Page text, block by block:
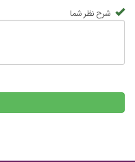
شرح نظر شما